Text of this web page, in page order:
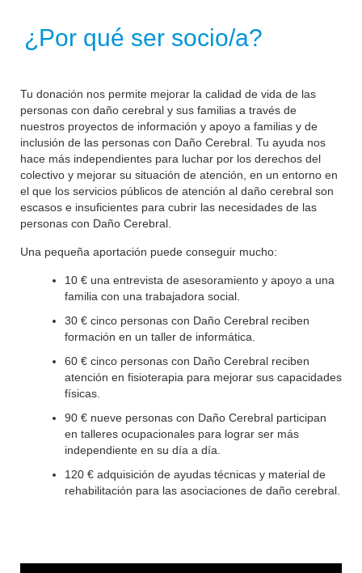
¿Por qué ser socio/a?
Tu donación nos permite mejorar la calidad de vida de las
personas con daño cerebral y sus familias a través de
nuestros proyectos de información y apoyo a familias y de
inclusión de las personas con Daño Cerebral. Tu ayuda nos
hace más independientes para luchar por los derechos del
colectivo y mejorar su situación de atención, en un entorno en
el que los servicios públicos de atención al daño cerebral son
escasos e insuficientes para cubrir las necesidades de las
personas con Daño Cerebral.
Una pequeña aportación puede conseguir mucho:
10 € una entrevista de asesoramiento y apoyo a una
familia con una trabajadora social.
30 € cinco personas con Daño Cerebral reciben
formación en un taller de informática.
60 € cinco personas con Daño Cerebral reciben
atención en fisioterapia para mejorar sus capacidades
físicas.
90 € nueve personas con Daño Cerebral participan
en talleres ocupacionales para lograr ser más
independiente en su día a día.
120 € adquisición de ayudas técnicas y material de
rehabilitación para las asociaciones de daño cerebral.